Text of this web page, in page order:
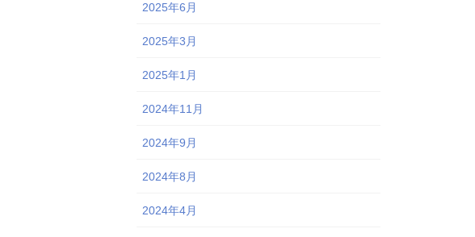
2025年6月
2025年3月
2025年1月
2024年11月
2024年9月
2024年8月
2024年4月